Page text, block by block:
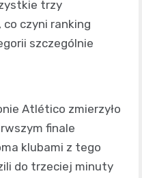
trzy
co czyni ranking
szczególnie
Atlético zmierzyło
finale
klubami z tego
do trzeciej minuty